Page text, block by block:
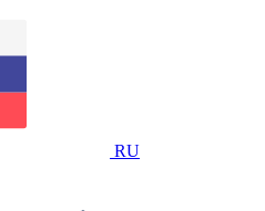
RU